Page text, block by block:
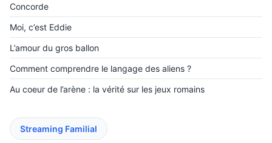
Concorde
Moi, c’est Eddie
L’amour du gros ballon
Comment comprendre le langage des aliens ?
Au coeur de l’arène : la vérité sur les jeux romains
Streaming Familial